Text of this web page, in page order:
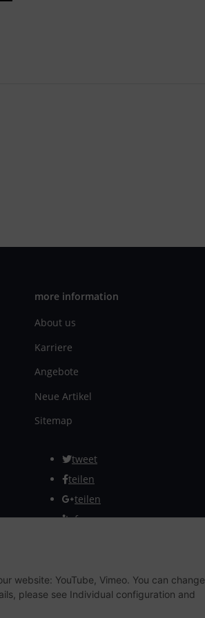
more information
About us
Karriere
Angebote
Neue Artikel
Sitemap
tweet
teilen
teilen
Info
from contract
website: YouTube, Vimeo. You can change
please see Individual configuration and